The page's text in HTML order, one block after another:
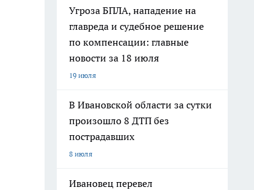
Угроза БПЛА, нападение на
главреда и судебное решение
по компенсации: главные
новости за 18 июля
19 июля
В Ивановской области за сутки
произошло 8 ДТП без
пострадавших
8 июля
Ивановец перевел